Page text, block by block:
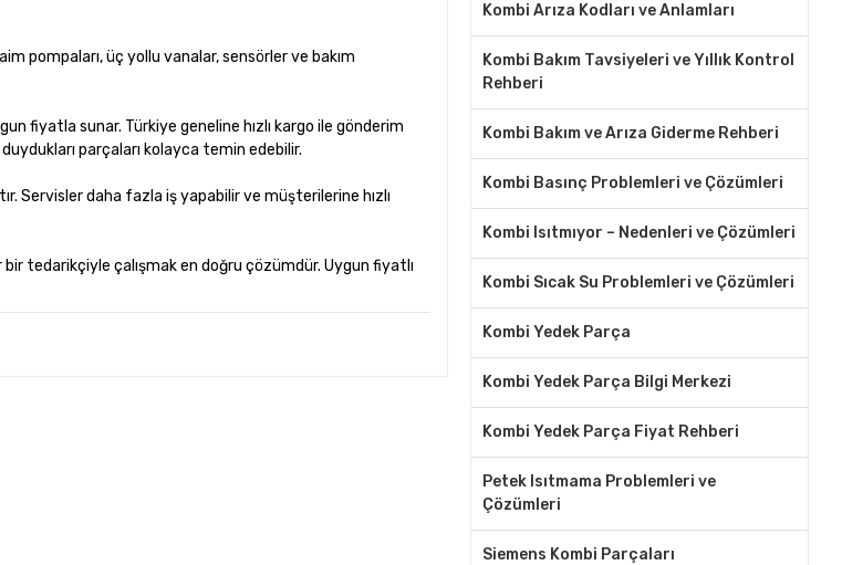
pompaları, üç yollu vanalar, sensörler ve bakım
fiyatla sunar. Türkiye geneline hızlı kargo ile gönderim
parçaları kolayca temin edebilir.
Servisler daha fazla iş yapabilir ve müşterilerine hızlı
bir tedarikçiyle çalışmak en doğru çözümdür. Uygun fiyatlı
Kombi Arıza Kodları ve Anlamları
Kombi Bakım Tavsiyeleri ve Yıllık Kontrol
Rehberi
Kombi Bakım ve Arıza Giderme Rehberi
Kombi Basınç Problemleri ve Çözümleri
Kombi Isıtmıyor – Nedenleri ve Çözümleri
Kombi Sıcak Su Problemleri ve Çözümleri
Kombi Yedek Parça
Kombi Yedek Parça Bilgi Merkezi
Kombi Yedek Parça Fiyat Rehberi
Petek Isıtmama Problemleri ve
Çözümleri
Siemens Kombi Parçaları